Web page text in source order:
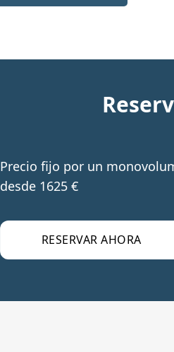
Precio fijo por un
desde 1625 €
RESERVAR AHORA